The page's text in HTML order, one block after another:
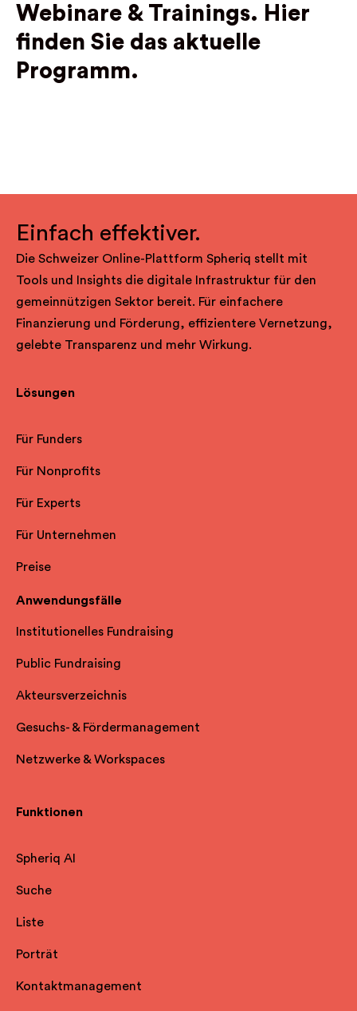
Webinare & Trainings. Hier
finden Sie das aktuelle
Programm.
Einfach effektiver.
Die Schweizer Online-Plattform Spheriq stellt mit
Tools und Insights die digitale Infrastruktur für den
gemeinnützigen Sektor bereit. Für einfachere
Finanzierung und Förderung, effizientere Vernetzung,
gelebte Transparenz und mehr Wirkung.
Lösungen
Für Funders
Für Nonprofits
Für Experts
Für Unternehmen
Preise
Anwendungsfälle
Institutionelles Fundraising
Public Fundraising
Akteursverzeichnis
Gesuchs- & Fördermanagement
Netzwerke & Workspaces
Funktionen
Spheriq AI
Suche
Liste
Porträt
Kontaktmanagement